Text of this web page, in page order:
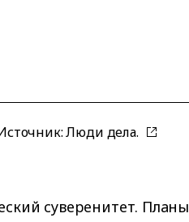
Люди дела.
cyвepeнитeт. Плaны